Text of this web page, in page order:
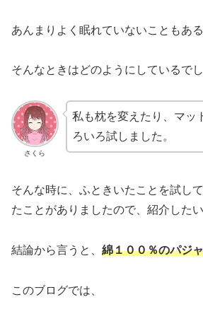
あんまりよく眠れていないこともあ
そんなときはどのようにしているで
さくら
私も枕を変えたり、マッ
ろいろ試しました。
そんな時に、ふときいたことを試し
たことがありましたので、紹介したい
結論から言うと、 綿１００％のパジ
このブログでは、